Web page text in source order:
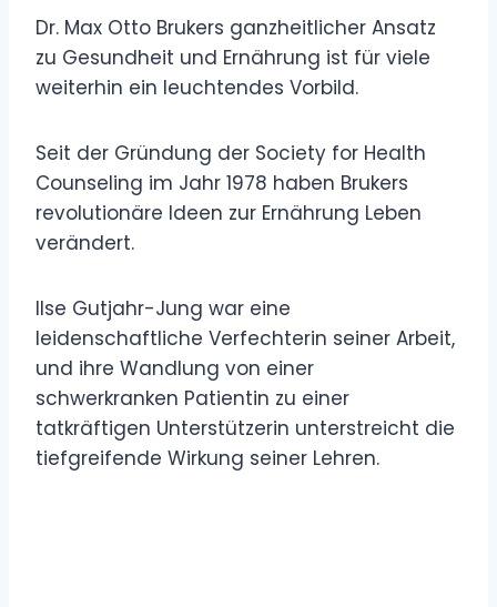
Dr. Max Otto Brukers ganzheitlicher Ansatz
zu Gesundheit und Ernährung ist für viele
weiterhin ein leuchtendes Vorbild.
Seit der Gründung der Society for Health
Counseling im Jahr 1978 haben Brukers
revolutionäre Ideen zur Ernährung Leben
verändert.
Ilse Gutjahr-Jung war eine
leidenschaftliche Verfechterin seiner Arbeit,
und ihre Wandlung von einer
schwerkranken Patientin zu einer
tatkräftigen Unterstützerin unterstreicht die
tiefgreifende Wirkung seiner Lehren.